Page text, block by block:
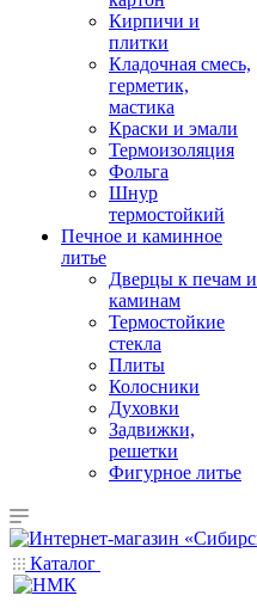
Кирпичи и
плитки
Кладочная смесь,
герметик,
мастика
Краски и эмали
Термоизоляция
Фольга
Шнур
термостойкий
Печное и каминное
литье
Дверцы к печам и
каминам
Термостойкие
стекла
Плиты
Колосники
Духовки
Задвижки,
решетки
Фигурное литье
Каталог